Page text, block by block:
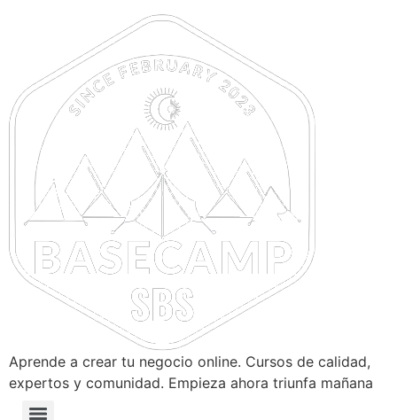
Aprende a crear tu negocio online. Cursos de calidad,
expertos y comunidad. Empieza ahora triunfa mañana